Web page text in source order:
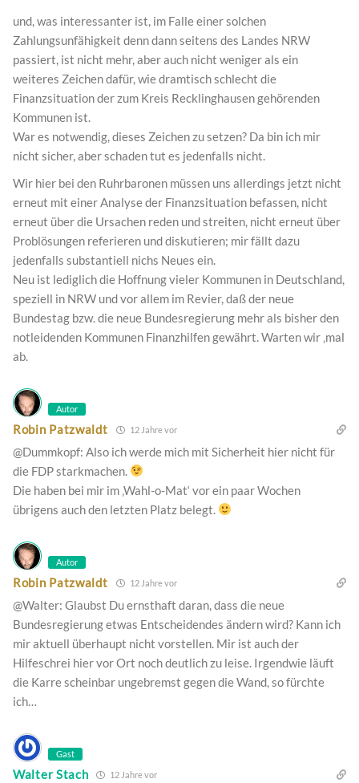
und, was interessanter ist, im Falle einer solchen
Zahlungsunfähigkeit denn dann seitens des Landes NRW
passiert, ist nicht mehr, aber auch nicht weniger als ein
weiteres Zeichen dafür, wie dramtisch schlecht die
Finanzsituation der zum Kreis Recklinghausen gehörenden
Kommunen ist.
War es notwendig, dieses Zeichen zu setzen? Da bin ich mir
nicht sicher, aber schaden tut es jedenfalls nicht.
Wir hier bei den Ruhrbaronen müssen uns allerdings jetzt nicht
erneut mit einer Analyse der Finanzsituation befassen, nicht
erneut über die Ursachen reden und streiten, nicht erneut über
Problösungen referieren und diskutieren; mir fällt dazu
jedenfalls substantiell nichs Neues ein.
Neu ist lediglich die Hoffnung vieler Kommunen in Deutschland,
speziell in NRW und vor allem im Revier, daß der neue
Bundestag bzw. die neue Bundesregierung mehr als bisher den
notleidenden Kommunen Finanzhilfen gewährt. Warten wir ‚mal
ab.
Autor
Robin Patzwaldt 12 Jahre vor
@Dummkopf: Also ich werde mich mit Sicherheit hier nicht für
die FDP starkmachen.
Die haben bei mir im ‚Wahl-o-Mat‘ vor ein paar Wochen
übrigens auch den letzten Platz belegt.
Autor
Robin Patzwaldt 12 Jahre vor
@Walter: Glaubst Du ernsthaft daran, dass die neue
Bundesregierung etwas Entscheidendes ändern wird? Kann ich
mir aktuell überhaupt nicht vorstellen. Mir ist auch der
Hilfeschrei hier vor Ort noch deutlich zu leise. Irgendwie läuft
die Karre scheinbar ungebremst gegen die Wand, so fürchte
ich…
Gast
Walter Stach 12 Jahre vor